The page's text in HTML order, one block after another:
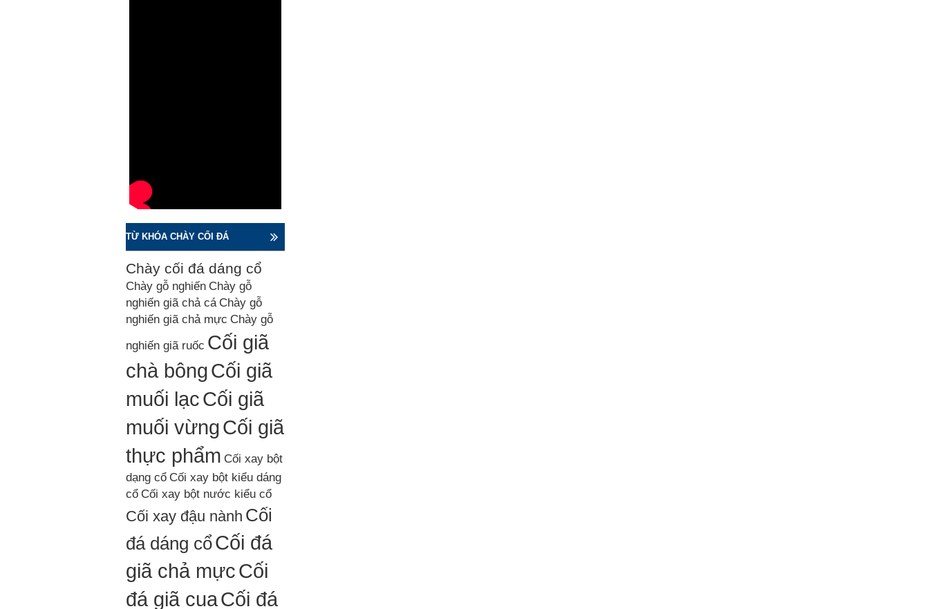
TỪ KHÓA CHÀY CỐI ĐÁ
Chày cối đá dáng cổ
Chày gỗ nghiến Chày gỗ
nghiến giã chả cá Chày gỗ
nghiến giã chả mực Chày gỗ
nghiến giã ruốc Cối giã
chà bôngCối giã
muối lạcCối giã
muối vừngCối giã
thực phẩm Cối xay bột
dạng cổ Cối xay bột kiểu dáng
cổ Cối xay bột nước kiểu cổ
Cối xay đậu nành Cối
đá dáng cổCối đá
giã chả mựcCối
đá giã cuaCối đá